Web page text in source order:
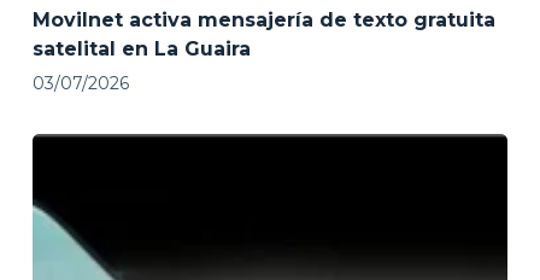
Movilnet activa mensajería de texto gratuita
satelital en La Guaira
03/07/2026